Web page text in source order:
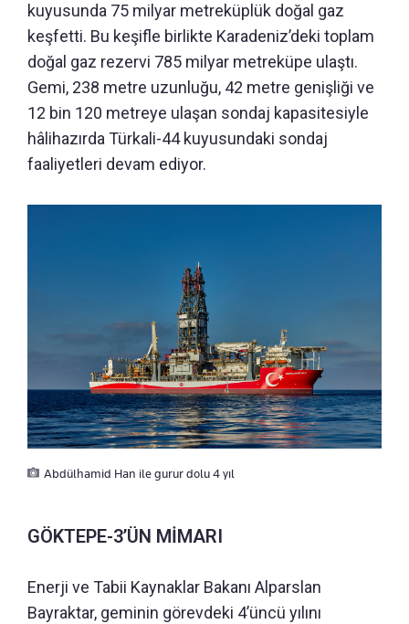
kuyusunda 75 milyar metreküplük doğal gaz
keşfetti. Bu keşifle birlikte Karadeniz’deki toplam
doğal gaz rezervi 785 milyar metreküpe ulaştı.
Gemi, 238 metre uzunluğu, 42 metre genişliği ve
12 bin 120 metreye ulaşan sondaj kapasitesiyle
hâlihazırda Türkali-44 kuyusundaki sondaj
faaliyetleri devam ediyor.
Abdülhamid Han ile gurur dolu 4 yıl
GÖKTEPE-3’ÜN MİMARI
Enerji ve Tabii Kaynaklar Bakanı Alparslan
Bayraktar, geminin görevdeki 4’üncü yılını